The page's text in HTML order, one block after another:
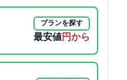
プランを探す
最安値6237円から